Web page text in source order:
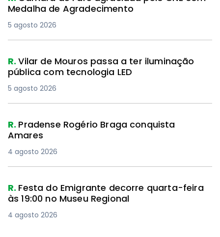
Medalha de Agradecimento
5 agosto 2026
R.Vilar de Mouros passa a ter iluminação
pública com tecnologia LED
5 agosto 2026
R. Pradense Rogério Braga conquista
Amares
4 agosto 2026
R. Festa do Emigrante decorre quarta-feira
às 19:00 no Museu Regional
4 agosto 2026